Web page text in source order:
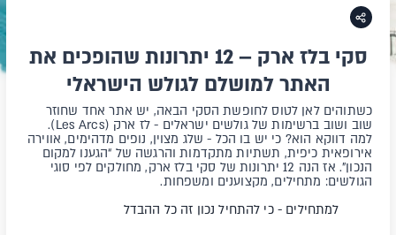
סקי בלז ארק – 12 יתרונות שהופכים את
האתר למושלם לגולש הישראלי
כשתוהים לאן לטוס לחופשת הסקי הבאה, יש אתר אחד שחוזר
שוב ושוב ברשימות של גולשים ישראלים - לז ארק (Les Arcs).
למה דווקא הוא? כי יש בו הכל - שלג מצוין, נופים מדהימים, אווירה
אירופאית כיפית, תשתיות מתקדמות והרגשה של “הגענו למקום
הנכון”. אז הנה 12 יתרונות של סקי בלז ארק, מחולקים לפי סוגי
הגולשים: מתחילים, מקצוענים ומשפחות.
למתחילים - כי להתחיל נכון זה כל ההבדל